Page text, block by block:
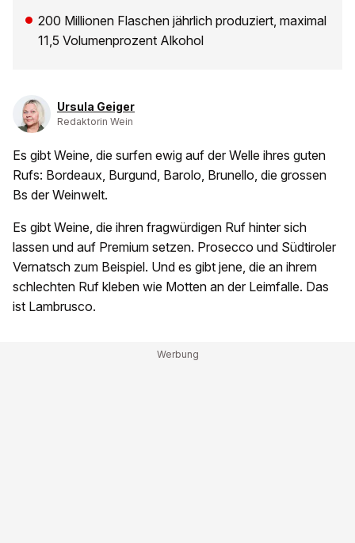
200 Millionen Flaschen jährlich produziert, maximal
11,5 Volumenprozent Alkohol
Ursula Geiger
Redaktorin Wein
Es gibt Weine, die surfen ewig auf der Welle ihres guten
Rufs: Bordeaux, Burgund, Barolo, Brunello, die grossen
Bs der Weinwelt.
Es gibt Weine, die ihren fragwürdigen Ruf hinter sich
lassen und auf Premium setzen. Prosecco und Südtiroler
Vernatsch zum Beispiel. Und es gibt jene, die an ihrem
schlechten Ruf kleben wie Motten an der Leimfalle. Das
ist Lambrusco.